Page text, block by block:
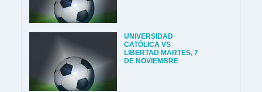
UNIVERSIDAD
CATÓLICA VS
LIBERTAD MARTES, 7
DE NOVIEMBRE